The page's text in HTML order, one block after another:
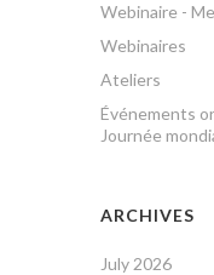
Webinaire -
Webinaires
Ateliers
Événements
Journée
ARCHIVES
July 2026